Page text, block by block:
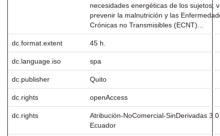
necesidades energéticas de los sujetos;
prevenir la malnutrición y las
Crónicas no Transmisibles (ECNT)...
dc.format.extent 45 h.
dc.language.iso spa
dc.publisher Quito
dc.rights openAccess
dc.rights
Atribución-NoComercial-SinDerivadas 3.0
Ecuador